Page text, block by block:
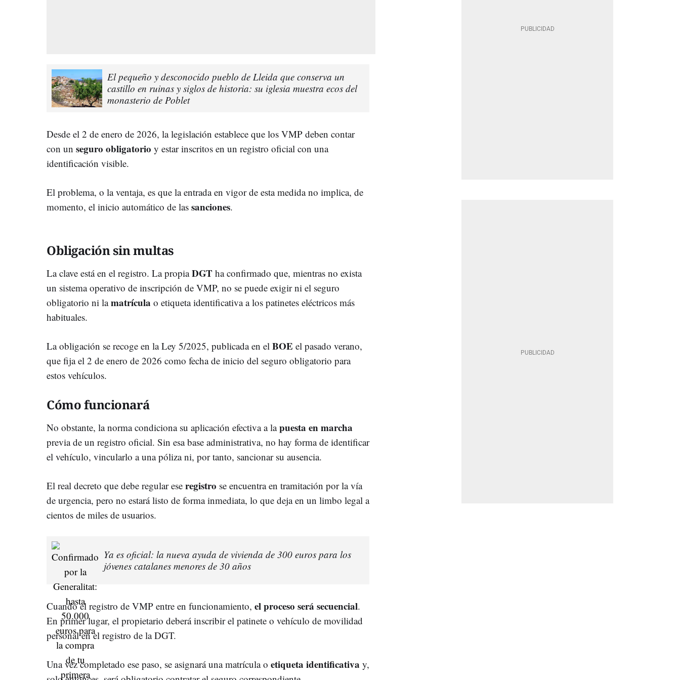
El pequeño y desconocido pueblo de Lleida que conserva un
castillo en ruinas y siglos de historia: su iglesia muestra ecos del
monasterio de Poblet
Desde el 2 de enero de 2026, la legislación establece que los VMP deben contar
con un seguro obligatorio y estar inscritos en un registro oficial con una
identificación visible.
El problema, o la ventaja, es que la entrada en vigor de esta medida no implica, de
momento, el inicio automático de las sanciones.
Obligación sin multas
La clave está en el registro. La propiaDGT ha confirmado que, mientras no exista
un sistema operativo de inscripción de VMP, no se puede exigir ni el seguro
obligatorio ni lamatrícula o etiqueta identificativa a los patinetes eléctricos más
habituales.
La obligación se recoge en la Ley 5/2025, publicada en el BOE el pasado verano,
que fija el 2 de enero de 2026 como fecha de inicio del seguro obligatorio para
estos vehículos.
Cómo funcionará
No obstante, la norma condiciona su aplicación efectiva a lapuesta en marcha
previa de un registro oficial. Sin esa base administrativa, no hay forma de identificar
el vehículo, vincularlo a una póliza ni, por tanto, sancionar su ausencia.
El real decreto que debe regular ese registro se encuentra en tramitación por la vía
de urgencia, pero no estará listo de forma inmediata, lo que deja en un limbo legal a
cientos de miles de usuarios.
Ya es oficial: la nueva ayuda de vivienda de 300 euros para los
jóvenes catalanes menores de 30 años
Cuando el registro de VMP entre en funcionamiento, el proceso será secuencial.
En primer lugar, el propietario deberá inscribir el patinete o vehículo de movilidad
personal en el registro de la DGT.
Una vez completado ese paso, se asignará una matrícula o etiqueta identificativa y,